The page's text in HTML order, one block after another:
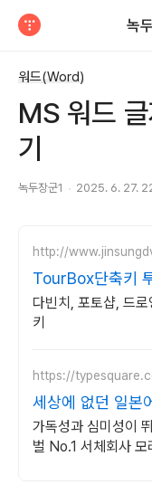
녹
워드(Word)
MS 워드
기
녹두장군1 2025. 6. 27.
http://
TourBox단축키
다빈치, 포토샵, 드
키
https://
세상에 없던 일본
가독성과 심미성이
벌 No.1 서체회사 모